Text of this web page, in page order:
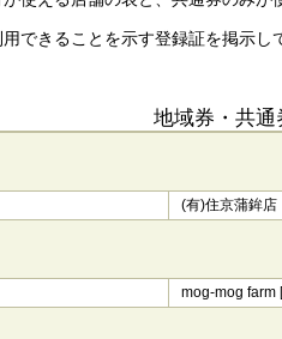
できることを示す登録証を掲示し
地域券・共
​(有)住京蒲鉾店
mog-mog farm